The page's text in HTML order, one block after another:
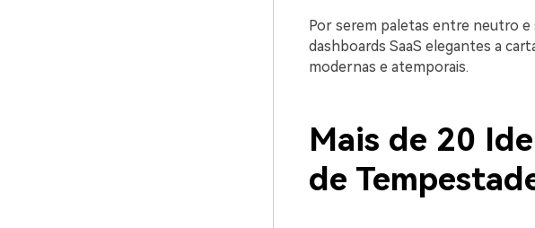
Por serem paletas entre neutro
dashboards SaaS elegantes a
modernas e atemporais.
Mais de 20
de